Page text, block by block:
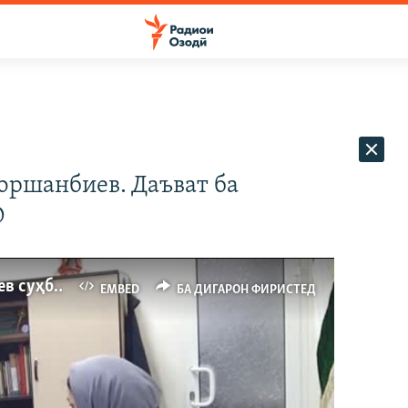
Даъват ба
EMBED БА ДИГАРОН ФИРИСТЕД
Вакилон дар бораи парвандаи Чоршанбиев суҳбат карданд